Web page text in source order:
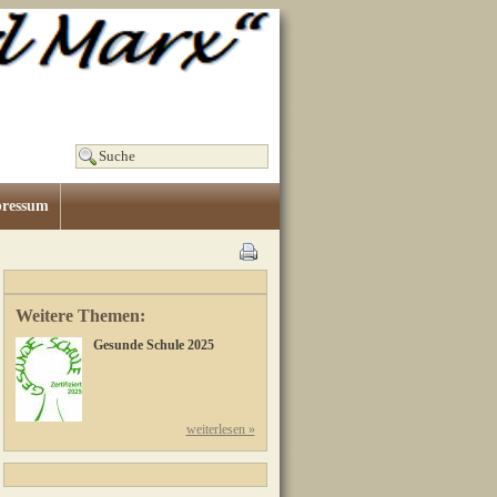
Weitere Themen:
Gesunde Schule 2025
weiterlesen »